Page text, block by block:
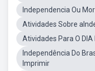
Independencia Ou
Atividades Sobre
Atividades Para O DIA
Independência Do
Imprimir